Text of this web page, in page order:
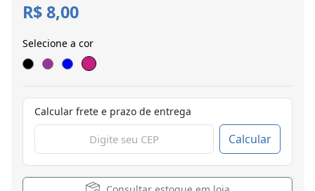
R$ 8,00
Selecione a cor
Calcular frete e prazo de entrega
Calcular